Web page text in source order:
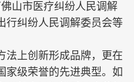
山市医疗纠纷人民调解
行纠纷人民调解委员会等
上创新形成品牌，更在
家级荣誉的先进典型。如